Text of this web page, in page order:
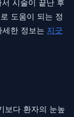
시술이 끝난 후
도움이 되는 정
한 정보는 지긋
보다 환자의 눈높